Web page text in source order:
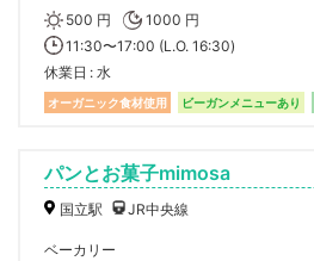
500 円
1000 円
11:30〜17:00 (L.O. 16:30)
休業日
水
オーガニック食材使用 ビーガンメニューあり
パンとお菓子mimosa
国立駅 JR中央線
ベーカリー